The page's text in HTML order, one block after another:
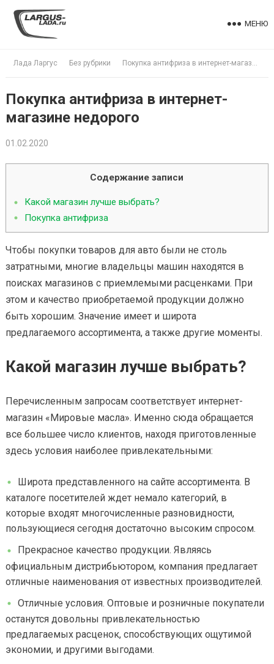
Skip
content
МЕНЮ
Лада Ларгус Без рубрики Покупка антифриза в интернет-магазине недорого
Покупка антифриза в интернет-
магазине недорого
01.02.2020
Содержание записи
Какой магазин лучше выбрать?
Покупка антифриза
Чтобы покупки товаров для авто были не столь
затратными, многие владельцы машин находятся в
поисках магазинов с приемлемыми расценками. При
этом и качество приобретаемой продукции должно
быть хорошим. Значение имеет и широта
предлагаемого ассортимента, а также другие моменты.
Какой магазин лучше выбрать?
Перечисленным запросам соответствует интернет-
магазин «Мировые масла». Именно сюда обращается
все большее число клиентов, находя приготовленные
здесь условия наиболее привлекательными:
Широта представленного на сайте ассортимента. В
каталоге посетителей ждет немало категорий, в
которые входят многочисленные разновидности,
пользующиеся сегодня достаточно высоким спросом.
Прекрасное качество продукции. Являясь
официальным дистрибьютором, компания предлагает
отличные наименования от известных производителей.
Отличные условия. Оптовые и розничные покупатели
останутся довольны привлекательностью
предлагаемых расценок, способствующих ощутимой
экономии, и другими выгодами.